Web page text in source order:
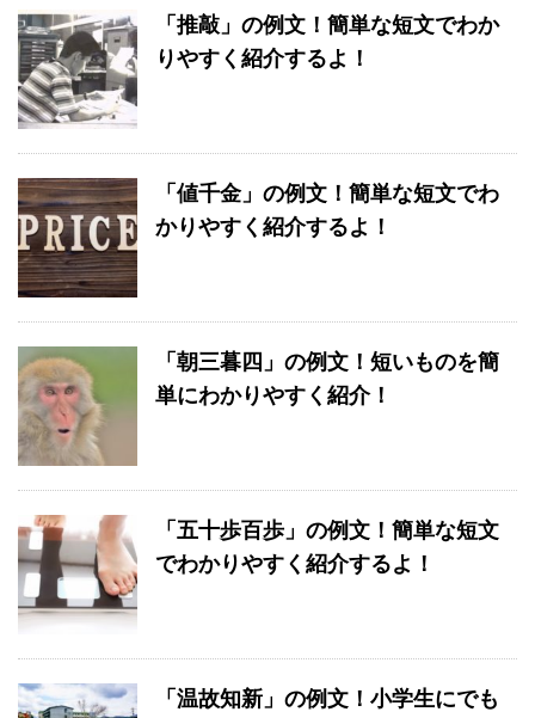
「推敲」の例文！簡単な短文でわか
りやすく紹介するよ！
「値千金」の例文！簡単な短文でわ
かりやすく紹介するよ！
「朝三暮四」の例文！短いものを簡
単にわかりやすく紹介！
「五十歩百歩」の例文！簡単な短文
でわかりやすく紹介するよ！
「温故知新」の例文！小学生にでも